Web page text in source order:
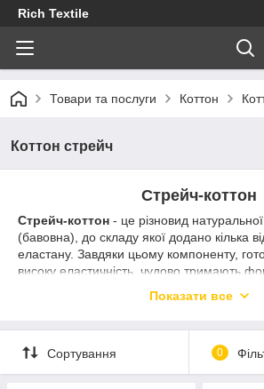
Rich Textile
Товари та послуги Коттон
Коттон стрейч
Стрейч-коттон
Стрейч-коттон - це різновид
(бавовна), до складу якої додано кілька
еластану. Завдяки цьому компоненту,
високу еластичність, чудово тримають
матеріалу становить бавовна, тому
забарвлення, і з різними малюнками.
Показати все
Сортування 0